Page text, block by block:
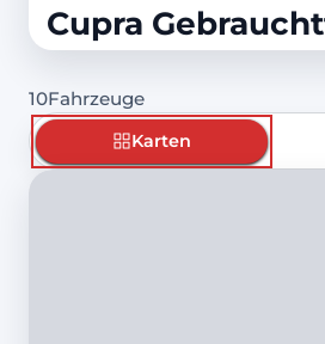
Cupra
10Fahrzeuge
Karten